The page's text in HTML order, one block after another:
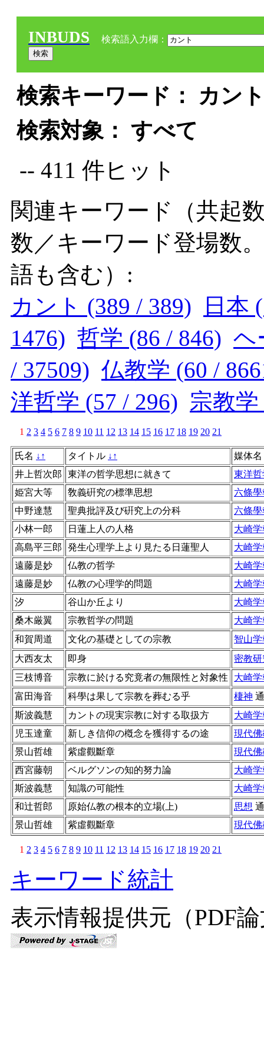
INBUDS 検索語入力欄：
検索キーワード： カン
検索対象： すべて
-- 411 件ヒット
関連キーワード（共起
数／キーワード登場数
語も含む）:
カント (389 / 389)
日本
1476) 哲学 (86 / 846) ヘ
/ 37509) 仏教学 (60 /
洋哲学 (57 / 296) 宗教学
1 2 3 4 5 6 7 8 9 10 11 12 13 14 15 16 17 18 19 20 21
氏名 ↓ ↑ タイトル ↓ ↑
媒体名
井上哲次郎
東洋の哲学思想に就きて
東洋哲
姫宮大等
敎義硏究の標準思想
六條
中野達慧
聖典批評及び硏究上の分科
六條
小林一郎
日蓮上人の人格
大崎
高島平三郎
発生心理学上より見たる日蓮聖人
大崎
遠藤是妙
仏教の哲学
大崎
遠藤是妙
仏教の心理学的問題
大崎
汐
谷山か丘より
大崎
桑木厳翼
宗教哲学の問題
大崎
和賀周道
文化の基礎としての宗教
智山
大西友太
即身
密教
三枝博音
宗教に於ける究竟者の無限性と対象性
大崎
富田海音
科學は果して宗教を葬むる乎 棲神
斯波義慧
カントの現実宗教に対する取扱方
大崎
児玉達童
新しき信仰の槪念を獲得するの途
現代佛
景山哲雄
紫虛觀斷章
現代佛
西宮藤朝
ベルグソンの知的努力論
大崎
斯波義慧
知識の可能性
大崎
和辻哲郎
原始仏教の根本的立場(上) 思想
景山哲雄
紫虛觀斷章 現代佛
1 2 3 4 5 6 7 8 9 10 11 12 13 14 15 16 17 18 19 20 21
キーワード統計
表示情報提供元（PDF